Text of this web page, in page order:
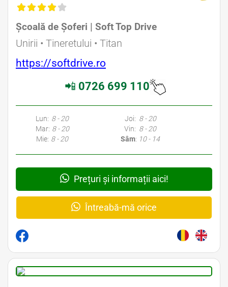
Școală de Șoferi | Soft Top Drive
Unirii • Tineretului • Titan
https://softdrive.ro
📲 0726 699 110
Lun: 8 - 20
Mar: 8 - 20
Mie: 8 - 20
Joi: 8 - 20
Vin: 8 - 20
Sâm: 10 - 14
Prețuri și informații aici!
Întreabă-mă orice